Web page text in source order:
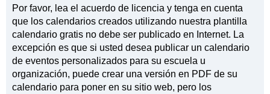
Por favor, lea el acuerdo de licencia y tenga en cuenta
que los calendarios creados utilizando nuestra plantilla
calendario gratis no debe ser publicado en Internet. La
excepción es que si usted desea publicar un calendario
de eventos personalizados para su escuela u
organización, puede crear una versión en PDF de su
calendario para poner en su sitio web, pero los